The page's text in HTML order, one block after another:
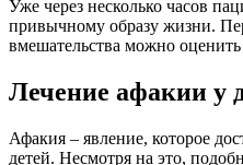
Уже через несколько часов
привычному образу жизни.
вмешательства можно
Лечение афакии у
Афакия – явление, которое
детей. Несмотря на это,